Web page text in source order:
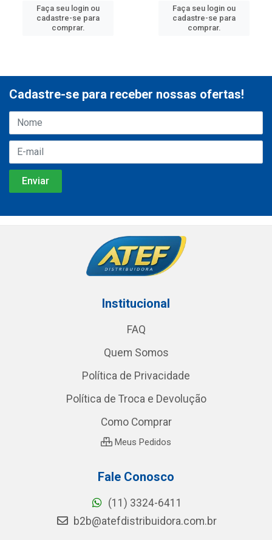
Faça seu login ou
cadastre-se para
comprar.
Faça seu login ou
cadastre-se para
comprar.
Cadastre-se para receber nossas ofertas!
Institucional
FAQ
Quem Somos
Política de Privacidade
Política de Troca e Devolução
Como Comprar
Meus Pedidos
Fale Conosco
(11) 3324-6411
b2b@atefdistribuidora.com.br